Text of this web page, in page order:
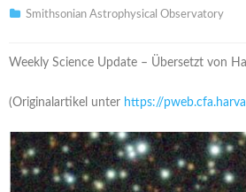
Smithsonian Astrophysical Observatory
Weekly Science Update – Übersetzt von
(Originalartikel unter https://